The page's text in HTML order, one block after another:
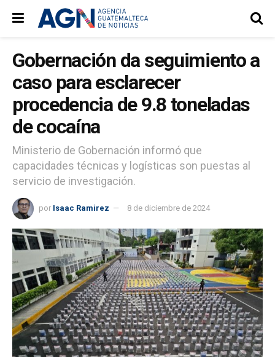
Gobernación da seguimiento a
caso para esclarecer
procedencia de 9.8 toneladas
de cocaína
Ministerio de Gobernación informó que
capacidades técnicas y logísticas son puestas al
servicio de investigación.
por Isaac Ramirez 8 de diciembre de 2024